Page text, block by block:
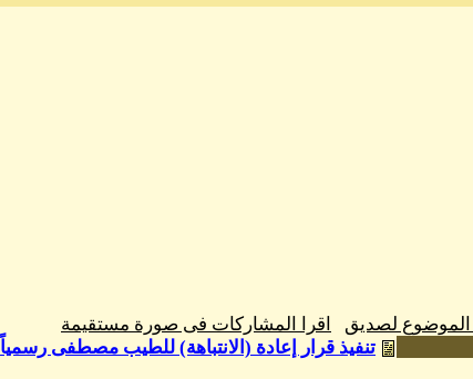
لصديق اقرا المشاركات فى صورة مستقيمة
تنفيذ قرار إعادة (الانتباهة) للطيب مصطفى رسمياً